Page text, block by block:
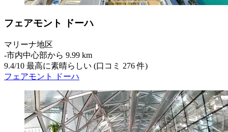
フェアモント ドーハ
マリーナ地区
‐市内中心部から 9.99 km
9.4/10 最高に素晴らしい (口コミ 276 件)
フェアモント ドーハ